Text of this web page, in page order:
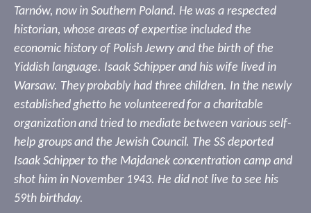
Tarnów, now in Southern Poland. He was a respected
historian, whose areas of expertise included the
economic history of Polish Jewry and the birth of the
Yiddish language. Isaak Schipper and his wife lived in
Warsaw. They probably had three children. In the newly
established ghetto he volunteered for a charitable
organization and tried to mediate between various self-
help groups and the Jewish Council. The SS deported
Isaak Schipper to the Majdanek concentration camp and
shot him in November 1943. He did not live to see his
59th birthday.